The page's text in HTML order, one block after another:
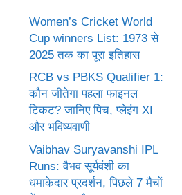
Women’s Cricket World
Cup winners List: 1973 से
2025 तक का पूरा इतिहास
RCB vs PBKS Qualifier 1:
कौन जीतेगा पहला फाइनल
टिकट? जानिए पिच, प्लेइंग XI
और भविष्यवाणी
Vaibhav Suryavanshi IPL
Runs: वैभव सूर्यवंशी का
धमाकेदार प्रदर्शन, पिछले 7 मैचों